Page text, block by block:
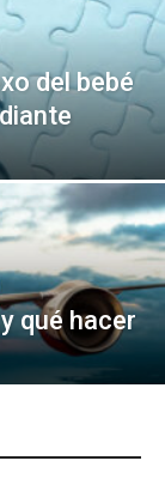
del bebé
qué hacer